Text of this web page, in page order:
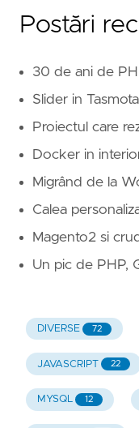
Postări
30 de ani de
Slider in
Proiectul care
Docker in
Migrând de la
Calea
Magento2 si
Un pic de PHP,
DIVERSE 72
JAVASCRIPT 22
MYSQL 12